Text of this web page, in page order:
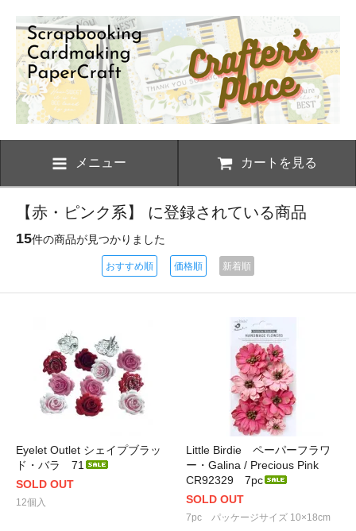
メニュー カートを見る
【赤・ピンク系】 に登録されている商品
15件の商品が見つかりました
おすすめ順 価格順 新着順
Eyelet Outlet シェイプブラッ
ド・バラ 71
SOLD OUT
12個入
Little Birdie ペーパーフラワ
ー・Galina / Precious Pink
CR92329 7pc
SOLD OUT
7pc パッケージサイズ 10×18cm